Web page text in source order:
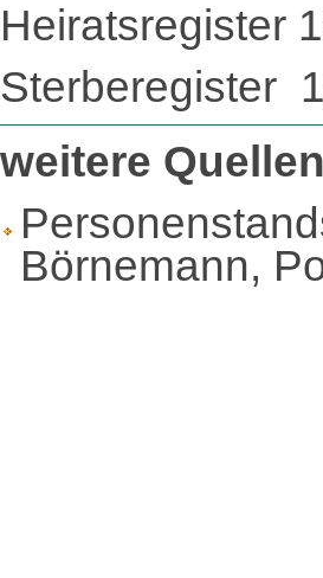
Heiratsregister
Sterberegister
weitere Quellen
Börnemann,